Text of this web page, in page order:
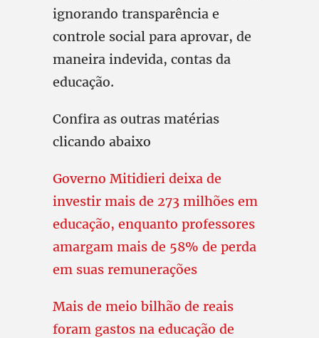
ignorando transparência e
controle social para aprovar, de
maneira indevida, contas da
educação.
Confira as outras matérias
clicando abaixo
Governo Mitidieri deixa de
investir mais de 273 milhões em
educação, enquanto professores
amargam mais de 58% de perda
em suas remunerações
Mais de meio bilhão de reais
foram gastos na educação de